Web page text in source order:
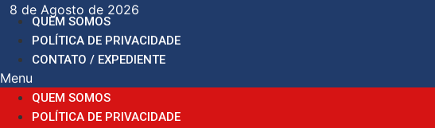
para
conteúdo
8 de Agosto de 2026
QUEM SOMOS
POLÍTICA DE PRIVACIDADE
CONTATO / EXPEDIENTE
Menu
QUEM SOMOS
POLÍTICA DE PRIVACIDADE